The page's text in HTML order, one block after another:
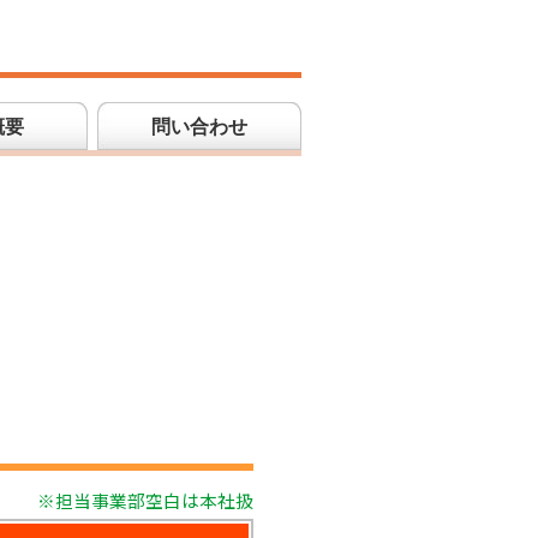
要 問い合わせ
※担当事業部空白は本社扱